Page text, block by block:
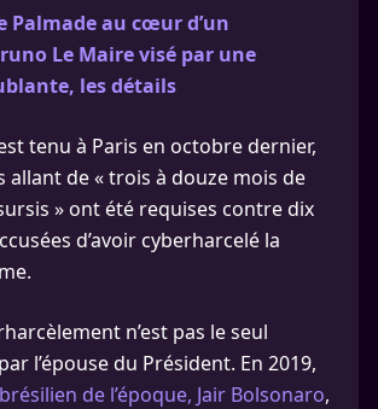
Palmade au cœur d’un
Le Maire visé par une
les détails
tenu à Paris en octobre dernier,
allant de « trois à douze mois de
» ont été requises contre dix
d’avoir cyberharcelé la
n’est pas le seul
l’épouse du Président. En 2019,
de l’époque, Jair Bolsonaro,